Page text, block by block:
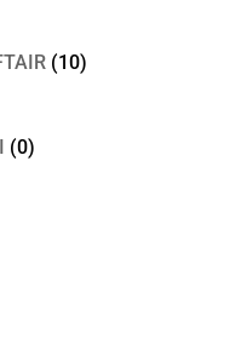
(10)
(0)